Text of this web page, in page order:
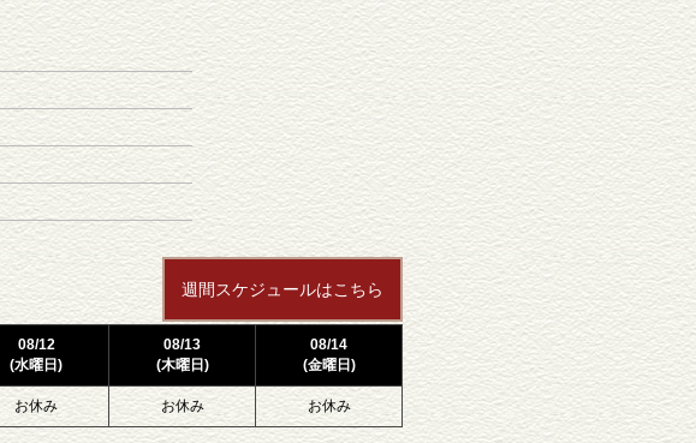
週間スケジュールはこちら
08/12
(水曜日)
08/13
(木曜日)
08/14
(金曜日)
お休み お休み お休み